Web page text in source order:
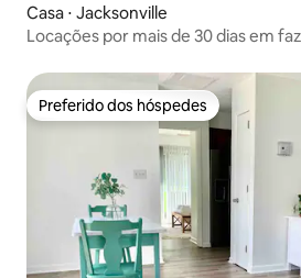
Casa ⋅ Jacksonville
Locações por mais de 30 dias em
Preferido dos hóspedes
Preferido dos hóspedes